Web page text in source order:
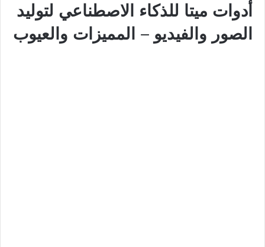
أدوات ميتا للذكاء الاصطناعي لتوليد
الصور والفيديو – المميزات والعيوب